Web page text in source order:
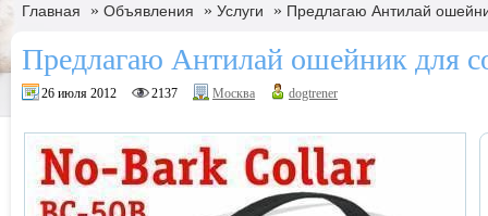
Главная » Объявления » Услуги » Предлагаю Антилай
Предлагаю Антилай ошейник для
26 июля 2012 2137 Москва dogtrener